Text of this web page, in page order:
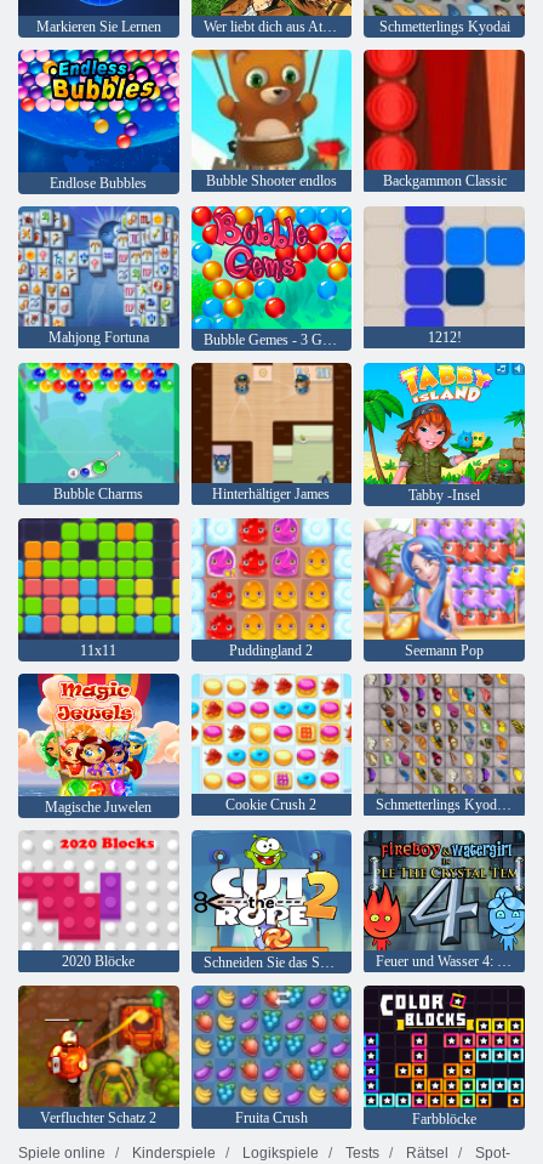
Markieren Sie Lernen Wer liebt dich aus Attack on Titan? Schmetterlings Kyodai
Endlose Bubbles Bubble Shooter endlos Backgammon Classic
Mahjong Fortuna 1212!
Bubble Charms Hinterhältiger James Tabby -Insel
11x11 Puddingland 2 Seemann Pop
Magische Juwelen Cookie Crush 2 Schmetterlings Kyodai HD
2020 Blöcke Schneiden Sie das Seil 2 Feuer und Wasser 4: Kristalltempel
Verfluchter Schatz 2 Fruita Crush
Farbblöcke
Spiele online
Kinderspiele Logikspiele Tests Rätsel
Spot-